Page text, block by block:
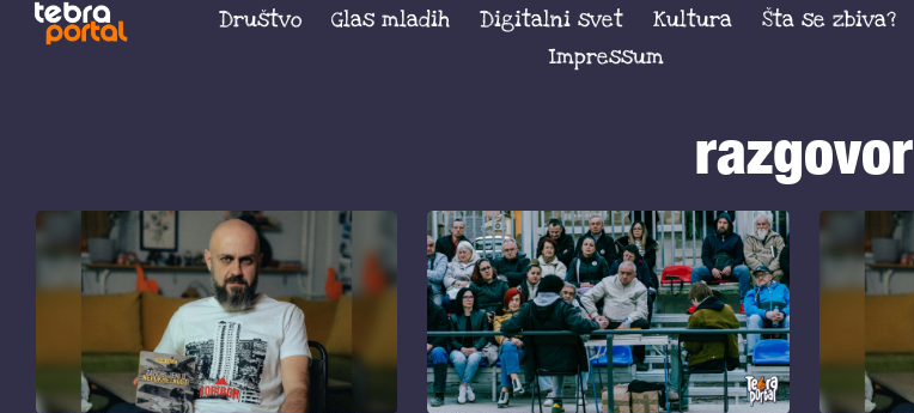
Društvo Glas mladih Digitalni svet Kultura Šta se zbiva?
Impressum
razgovor